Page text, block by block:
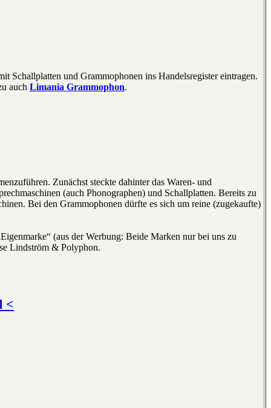
und Grammophonen ins Handelsregister eintragen.
auch Limania Grammophon.
Zunächst steckte dahinter das Waren- und
(auch Phonographen) und Schallplatten. Bereits zu
Bei den Grammophonen dürfte es sich um reine (zugekaufte)
(aus der Werbung: Beide Marken nur bei uns zu
Lindström & Polyphon.
<